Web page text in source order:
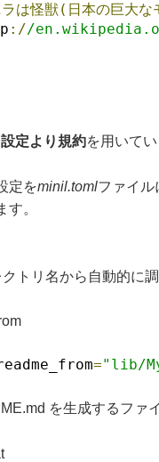
ラは怪獣(日本の巨大な
://
設定より規約を用いてい
定をminil.tomlファイル
す。
トリ名から自動的に
="lib/
を生成するファ